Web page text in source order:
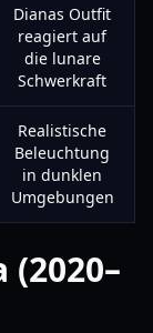
Dianas Outfit
reagiert auf
die lunare
Schwerkraft
Realistische
Beleuchtung
in dunklen
Umgebungen